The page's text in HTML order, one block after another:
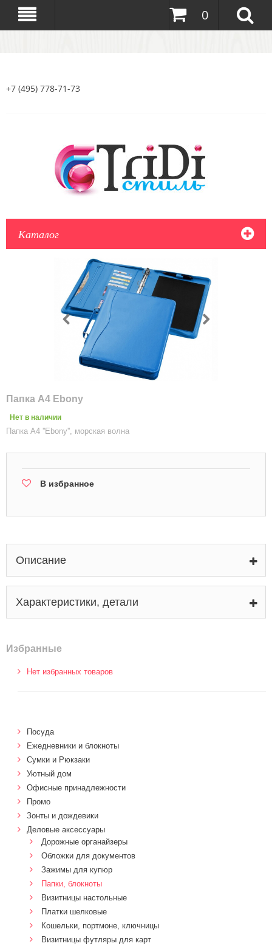
0
+7 (495) 778-71-73
Каталог
Папка А4 Ebony
Нет в наличии
Папка А4 ''Ebony'', морская волна
В избранное
Описание
Характеристики, детали
Избранные
Нет избранных товаров
Посуда
Ежедневники и блокноты
Сумки и Рюкзаки
Уютный дом
Офисные принадлежности
Промо
Зонты и дождевики
Деловые аксессуары
Дорожные органайзеры
Обложки для документов
Зажимы для купюр
Папки, блокноты
Визитницы настольные
Платки шелковые
Кошельки, портмоне, ключницы
Визитницы футляры для карт